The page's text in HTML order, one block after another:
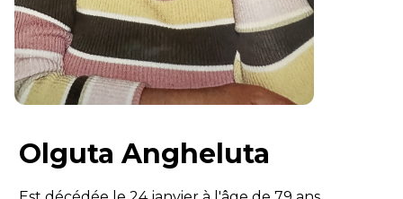
Olguta Angheluta